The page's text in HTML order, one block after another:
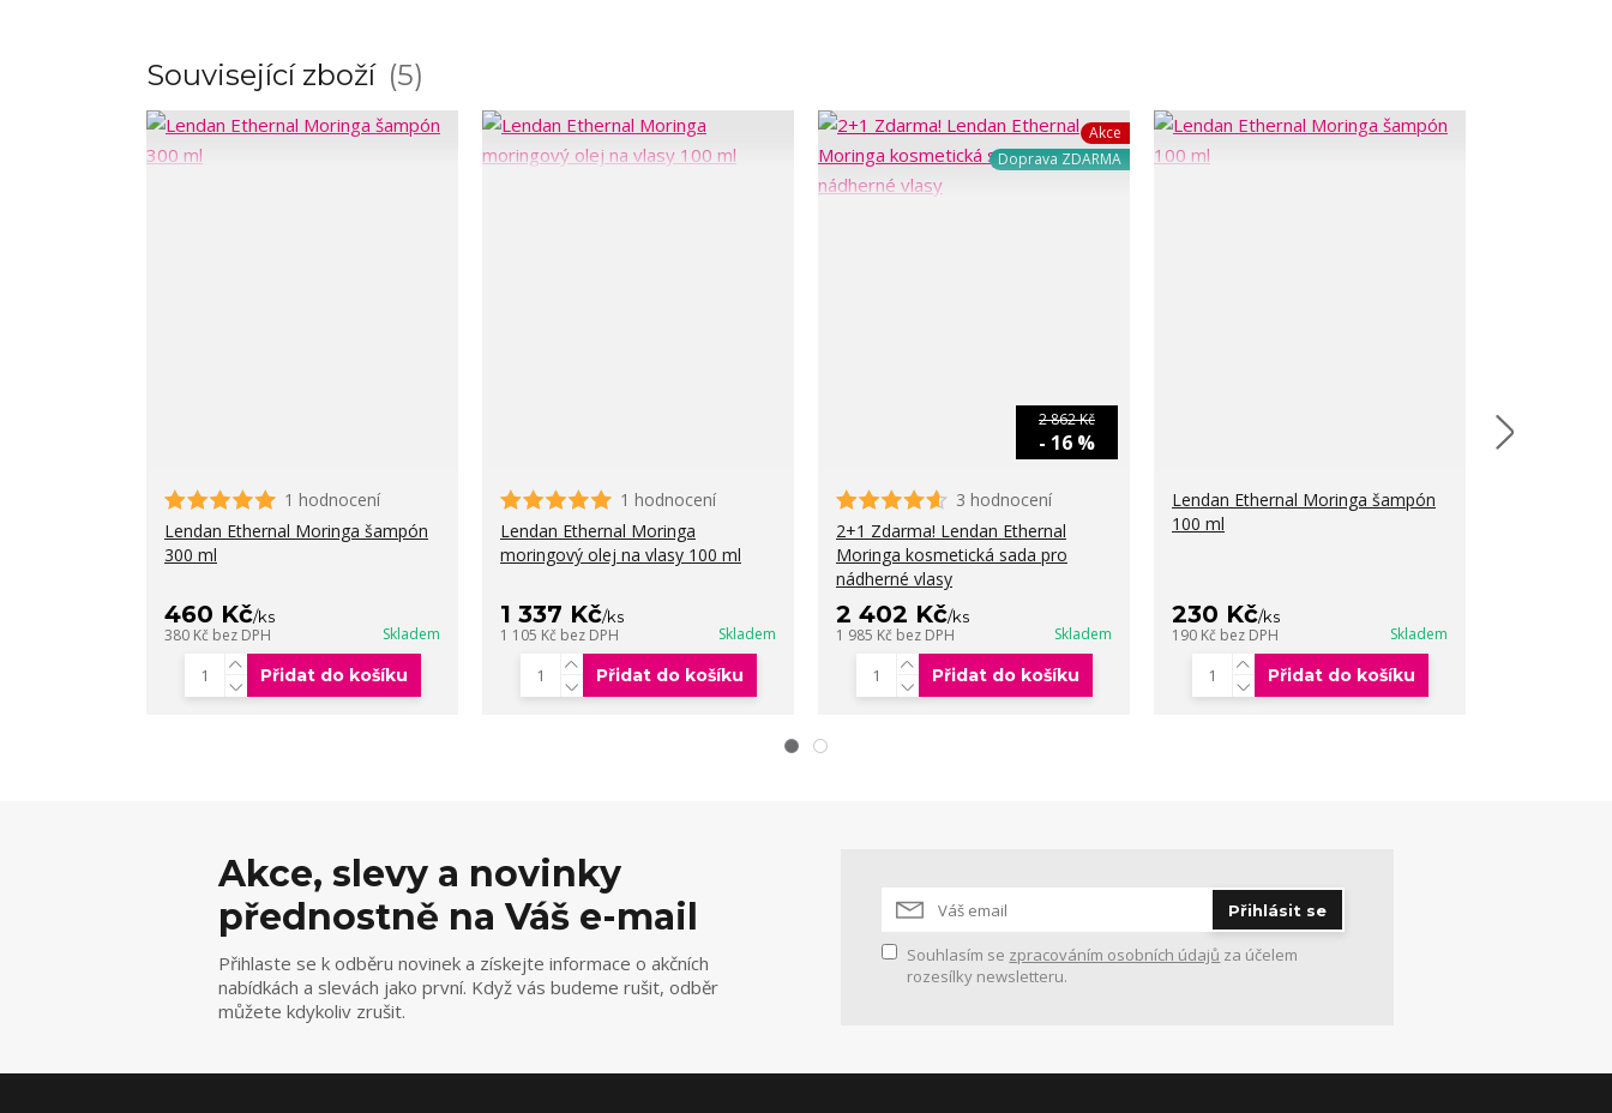
Související zboží 5
1 hodnocení
Lendan Ethernal Moringa šampón
300 ml
460 Kč/ks
380 Kč bez DPH Skladem
Přidat do košíku
1 hodnocení
Lendan Ethernal Moringa
moringový olej na vlasy 100 ml
1 337 Kč/ks
1 105 Kč bez DPH Skladem
Přidat do košíku
Akce
Doprava ZDARMA
2 862 Kč
- 16 %
3 hodnocení
2+1 Zdarma! Lendan Ethernal
Moringa kosmetická sada pro
nádherné vlasy
2 402 Kč/ks
1 985 Kč bez DPH Skladem
Přidat do košíku
Lendan Ethernal Moringa šampón
100 ml
230 Kč/ks
190 Kč bez DPH Skladem
Přidat do košíku
Akce, slevy a novinky
přednostně na Váš e-mail
Přihlaste se k odběru novinek a získejte informace o akčních
nabídkách a slevách jako první. Když vás budeme rušit, odběr
můžete kdykoliv zrušit.
Přihlásit se
Souhlasím se zpracováním osobních údajů za účelem
rozesílky newsletteru.